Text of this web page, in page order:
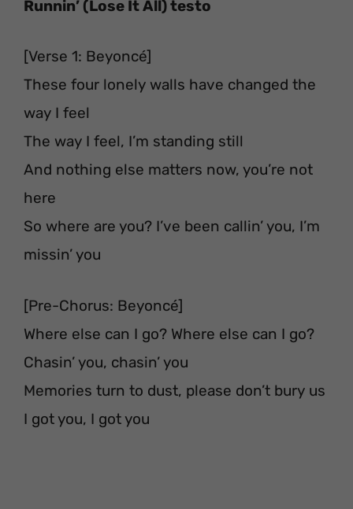
Runnin’ (Lose It All) testo
[Verse 1: Beyoncé]
These four lonely walls have changed the
way I feel
The way I feel, I’m standing still
And nothing else matters now, you’re not
here
So where are you? I’ve been callin’ you, I’m
missin’ you
[Pre-Chorus: Beyoncé]
Where else can I go? Where else can I go?
Chasin’ you, chasin’ you
Memories turn to dust, please don’t bury us
I got you, I got you